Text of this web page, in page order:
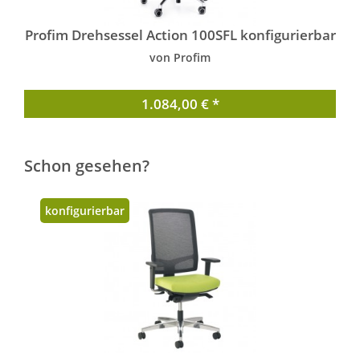
Profim Drehsessel Action 100SFL konfigurierbar
von Profim
1.084,00 € *
Schon gesehen?
konfigurierbar